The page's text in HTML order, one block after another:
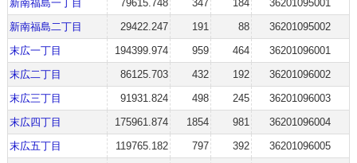
新南福島一丁目
79615.748 347 184
36201095001
新南福島二丁目
29422.247 191 88
36201095002
末広一丁目
194399.974 959 464
36201096001
末広二丁目
86125.703 432 192
36201096002
末広三丁目
91931.824 498 245
36201096003
末広四丁目
175961.874 1854 981
36201096004
末広五丁目
119765.182 797 392
36201096005